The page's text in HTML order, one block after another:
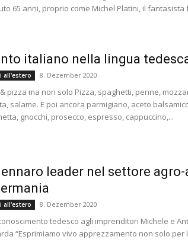
65 anni, proprio come Michel Platini, il fantasista
italiano nella lingua
all'estero 8. Dezember 2020
pizza ma non solo Pizza, spaghetti, penne,
salame. E poi ancora parmigiano, aceto
gnocchi, prosecco, espresso, cappuccino,...
leader nel settore
all'estero 8. Dezember 2020
tedesco agli imprenditori Michele e
“Esprimiamo vivo apprezzamento non solo per